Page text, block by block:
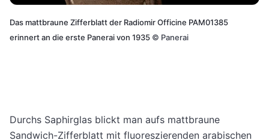
Das mattbraune Zifferblatt der Radiomir Officine PAM01385
erinnert an die erste Panerai von 1935 © Panerai
Durchs Saphirglas blickt man aufs mattbraune
Sandwich-Zifferblatt mit fluoreszierenden arabischen